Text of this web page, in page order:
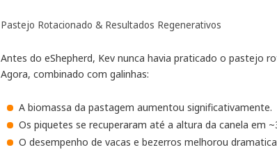
Pastejo Rotacionado & Resultados Regenerativos
Antes do eShepherd, Kev nunca havia praticado o pastejo
Agora, combinado com galinhas:
A biomassa da pastagem aumentou significativamente.
Os piquetes se recuperaram até a altura da canela em
O desempenho de vacas e bezerros melhorou